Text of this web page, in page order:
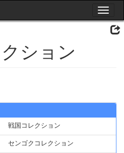
Toggle
ション
戦国コレクション
センゴクコレクション